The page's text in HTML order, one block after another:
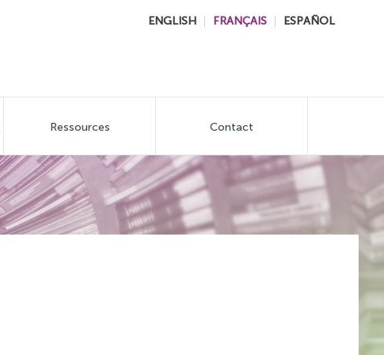
ENGLISH FRANÇAIS ESPAÑOL
Ressources Contact